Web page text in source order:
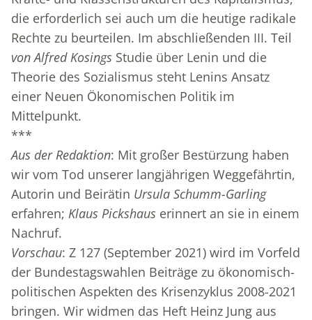
die erforderlich sei auch um die heutige radikale
Rechte zu beurteilen. Im abschließenden III. Teil
von Alfred Kosings Studie über Lenin und die
Theorie des Sozialismus steht Lenins Ansatz
einer Neuen Ökonomischen Politik im
Mittelpunkt.
***
Aus der Redaktion: Mit großer Bestürzung haben
wir vom Tod unserer langjährigen Weggefährtin,
Autorin und Beirätin Ursula Schumm-Garling
erfahren; Klaus Pickshaus erinnert an sie in einem
Nachruf.
Vorschau: Z 127 (September 2021) wird im Vorfeld
der Bundestagswahlen Beiträge zu ökonomisch-
politischen Aspekten des Krisenzyklus 2008-2021
bringen. Wir widmen das Heft Heinz Jung aus